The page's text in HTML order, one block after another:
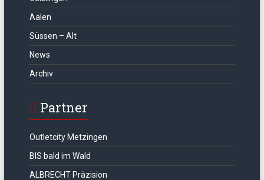
Aalen
Süssen – Alt
News
Archiv
Partner
Outletcity Metzingen
BIS bald im Wald
ALBRECHT Präzision